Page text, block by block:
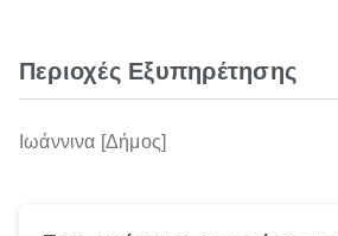
Περιοχές Εξυπηρέτησης
Ιωάννινα [Δήμος]